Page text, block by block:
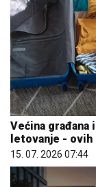
Većina
letovanje -
15. 07. 2026 07:44